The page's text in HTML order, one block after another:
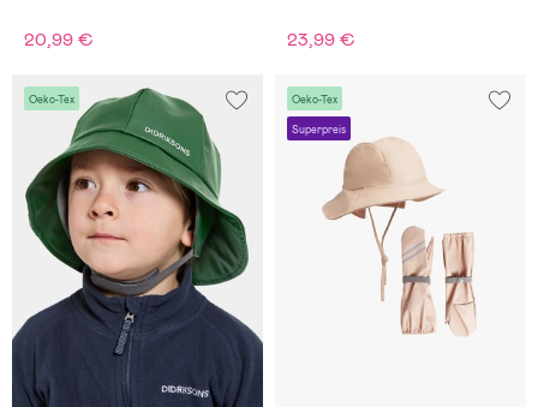
20,99 € 23,99 €
Oeko-Tex Oeko-Tex
Superpreis